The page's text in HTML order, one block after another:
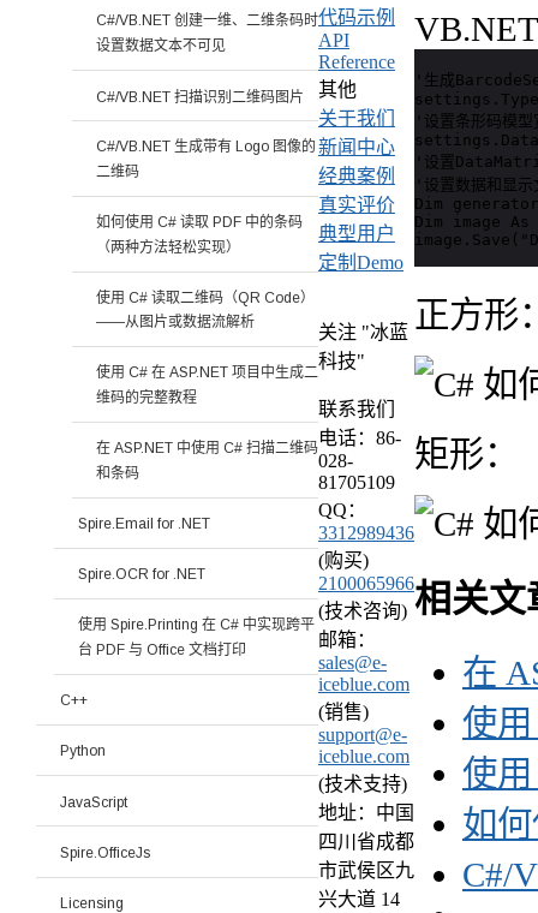
VB.NET
'生成
'设置条形码
'设置
'设置数据和
Dim
Dim image
正方形
矩形：
相关文
在
使
使
如
C#/
C#/VB.NET 创建一维、二维条码时
设置数据文本不可见
C#/VB.NET 扫描识别二维码图片
C#/VB.NET 生成带有 Logo 图像的
二维码
如何使用 C# 读取 PDF 中的条码
（两种方法轻松实现）
使用 C# 读取二维码（QR Code）
——从图片或数据流解析
使用 C# 在 ASP.NET 项目中生成二
维码的完整教程
在 ASP.NET 中使用 C# 扫描二维码
和条码
Spire.Email for .NET
Spire.OCR for .NET
使用 Spire.Printing 在 C# 中实现跨平
台 PDF 与 Office 文档打印
C++
Python
JavaScript
Spire.OfficeJs
Licensing
代码示例
API
Reference
其他
关于我们
新闻中心
经典案例
真实评价
典型用户
定制Demo
关注 "冰蓝
科技"
联系我们
电话：86-
028-
81705109
QQ：
3312989436
(购买)
2100065966
(技术咨询)
邮箱：
sales@e-
iceblue.com
(销售)
support@e-
iceblue.com
(技术支持)
地址：中国
四川省成都
市武侯区九
兴大道 14